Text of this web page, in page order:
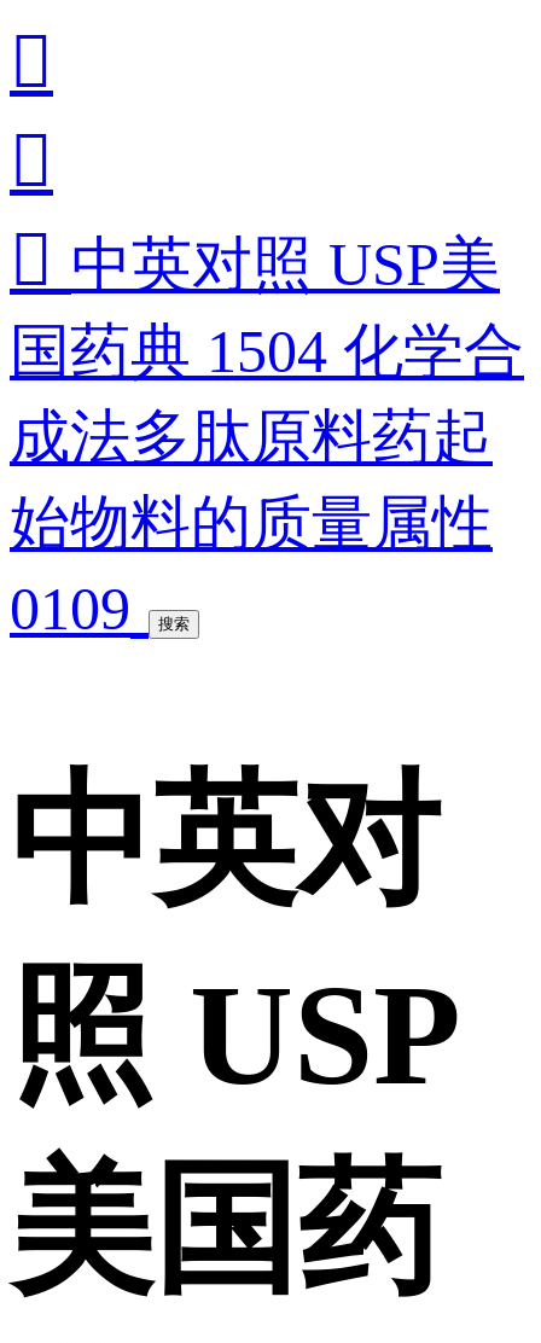


 中英对照 USP美
国药典 1504 化学合
成法多肽原料药起
始物料的质量属性
0109
搜索
中英对
照 USP
美国药